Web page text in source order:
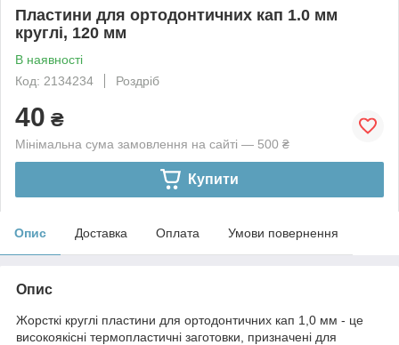
Пластини для ортодонтичних кап 1.0 мм
круглі, 120 мм
В наявності
Код: 2134234
Роздріб
40 ₴
Мінімальна сума замовлення на сайті — 500 ₴
Купити
Опис Доставка Оплата Умови повернення
Опис
Жорсткі круглі пластини для ортодонтичних кап 1,0 мм - це
високоякісні термопластичні заготовки, призначені для